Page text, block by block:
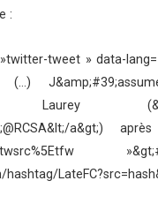
:
tweet » data-
Laurey
a&gt;)